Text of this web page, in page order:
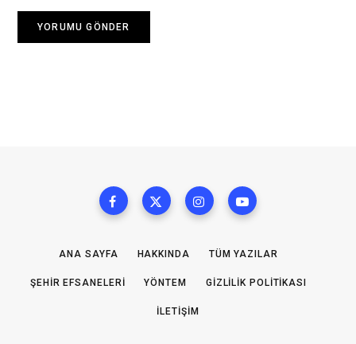
ANA SAYFA HAKKINDA TÜM YAZILAR
ŞEHIR EFSANELERI YÖNTEM GIZLILIK POLITIKASI
İLETIŞIM